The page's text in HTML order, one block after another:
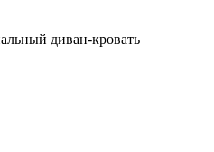
диван-кровать